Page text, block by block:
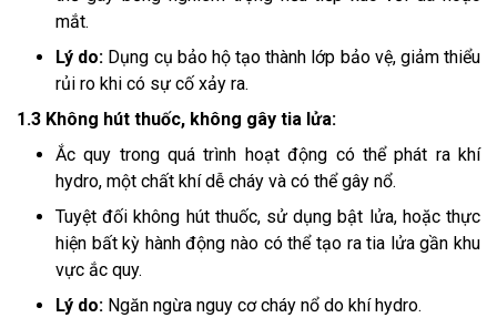
mắt.
Lý do: Dụng cụ bảo hộ tạo thành lớp bảo vệ, giảm thiểu
rủi ro khi có sự cố xảy ra.
1.3 Không hút thuốc, không gây tia lửa:
Ắc quy trong quá trình hoạt động có thể phát ra khí
hydro, một chất khí dễ cháy và có thể gây nổ.
Tuyệt đối không hút thuốc, sử dụng bật lửa, hoặc thực
hiện bất kỳ hành động nào có thể tạo ra tia lửa gần khu
vực ắc quy.
Lý do: Ngăn ngừa nguy cơ cháy nổ do khí hydro.